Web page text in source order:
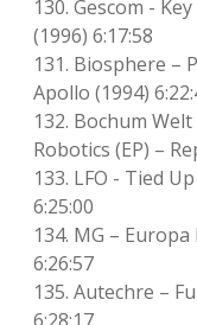
130. Gescom ‎-
(1996) 6:17:58
131. Biosphere –
Apollo (1994)
132. Bochum
Robotics (EP) –
133. LFO ‎- Tied
6:25:00
134. MG –
6:26:57
135. Autechre –